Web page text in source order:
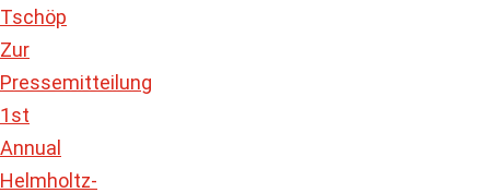
Tschöp
Zur
Pressemitteilung
1st
Annual
Helmholtz-